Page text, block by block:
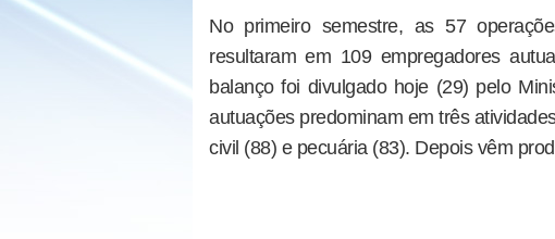
No primeiro semestre, as 57
resultaram em 109 empregadores
balanço foi divulgado hoje (29) pelo
autuações predominam em três
civil (88) e pecuária (83). Depois vêm